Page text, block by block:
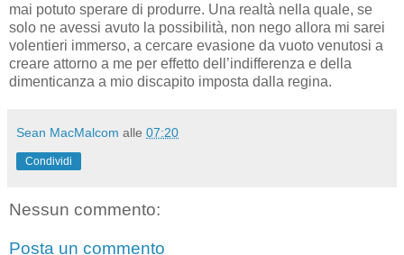
mai potuto sperare di produrre. Una realtà nella quale, se
solo ne avessi avuto la possibilità, non nego allora mi sarei
volentieri immerso, a cercare evasione da vuoto venutosi a
creare attorno a me per effetto dell’indifferenza e della
dimenticanza a mio discapito imposta dalla regina.
Sean MacMalcom alle 07:20
Condividi
Nessun commento:
Posta un commento